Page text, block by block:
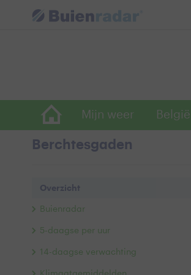
Mijn weer België
Berchtesgaden
Overzicht
Buienradar
5-daagse per uur
14-daagse verwachting